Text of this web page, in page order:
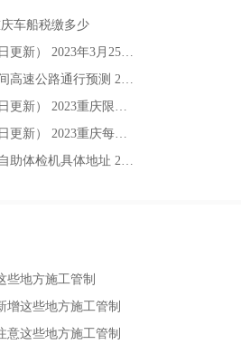
车船税缴多少
2023重庆限行时间（每日更新） 2023年3月25日重庆限行吗
2023重庆五一节假日期间高速公路通行预测 2023重庆五一节假日易堵收费站一览
2023重庆限行时间（每日更新） 2023重庆限行大桥有哪些
2023重庆限行时间（每日更新） 2023重庆每日限行提醒
2023重庆九龙坡驾驶员自助体检机具体地址 2023重庆九龙坡驾驶员自助体检机哪里有
些地方施工管制
增这些地方施工管制
意这些地方施工管制